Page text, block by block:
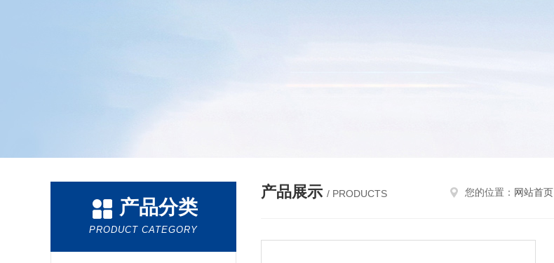
产品分类
PRODUCT CATEGORY
产品展示 / PRODUCTS 您的位置： 网站首页